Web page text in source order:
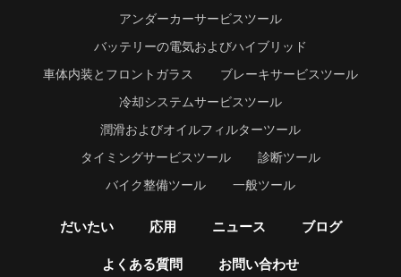
アンダーカーサービスツール
バッテリーの電気およびハイブリッド
車体内装とフロントガラス
ブレーキサービスツール
冷却システムサービスツール
潤滑およびオイルフィルターツール
タイミングサービスツール
診断ツール
バイク整備ツール
一般ツール
だいたい 応用 ニュース ブログ
よくある質問 お問い合わせ